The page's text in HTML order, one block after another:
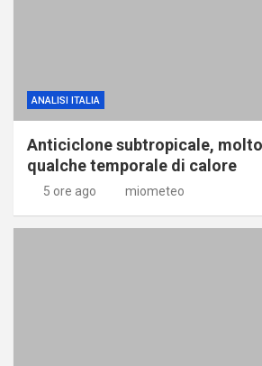
ANALISI ITALIA
Anticiclone subtropicale,
qualche temporale di calore
5 ore ago miometeo